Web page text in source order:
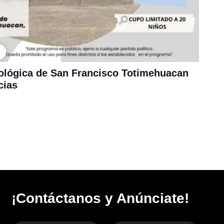
de San Francisco Totimehuacan
¡Contáctanos y Anúnciate!